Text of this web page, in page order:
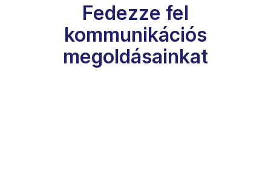
Fedezze fel
kommunikációs
megoldásainkat